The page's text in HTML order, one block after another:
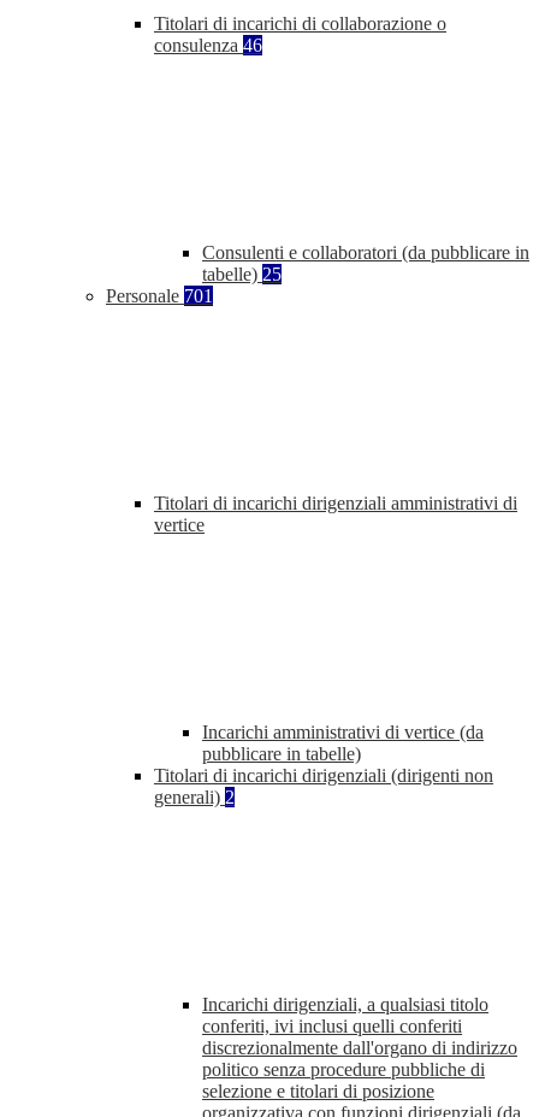
Titolari di incarichi di collaborazione o
consulenza 46
Consulenti e collaboratori (da pubblicare in
tabelle) 25
Personale 701
Titolari di incarichi dirigenziali amministrativi di
vertice
Incarichi amministrativi di vertice (da
pubblicare in tabelle)
Titolari di incarichi dirigenziali (dirigenti non
generali) 2
Incarichi dirigenziali, a qualsiasi titolo
conferiti, ivi inclusi quelli conferiti
discrezionalmente dall'organo di indirizzo
politico senza procedure pubbliche di
selezione e titolari di posizione